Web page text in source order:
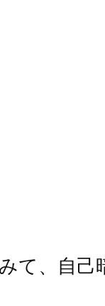
て、自己